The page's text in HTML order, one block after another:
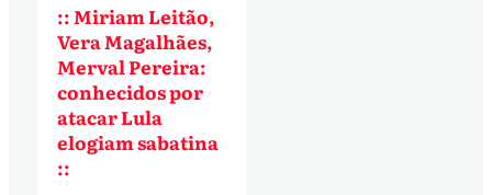
:: Miriam Leitão,
Vera Magalhães,
Merval Pereira:
conhecidos por
atacar Lula
elogiam sabatina
::